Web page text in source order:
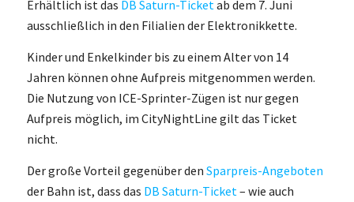
Erhältlich ist das DB Saturn-Ticketab dem 7. Juni
ausschließlich in den Filialien der Elektronikkette.
Kinder und Enkelkinder bis zu einem Alter von 14
Jahren können ohne Aufpreis mitgenommen werden.
Die Nutzung von ICE-Sprinter-Zügen ist nur gegen
Aufpreis möglich, im CityNightLine gilt das Ticket
nicht.
Der große Vorteil gegenüber den Sparpreis-Angeboten
der Bahn ist, dass das DB Saturn-Ticket – wie auch